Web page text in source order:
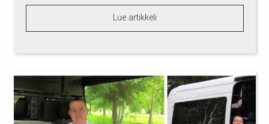
Lue artikkeli